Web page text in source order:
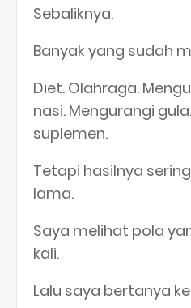
Sebaliknya.
Banyak yang sudah
Diet. Olahraga.
nasi. Mengurangi
suplemen.
Tetapi hasilnya
lama.
Saya melihat pola
kali.
Lalu saya bertanya